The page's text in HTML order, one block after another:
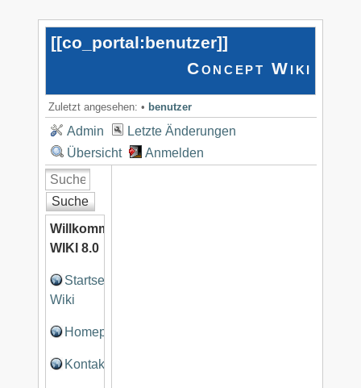
[[co_portal:benutzer]]
Concept Wiki
Zuletzt angesehen: • benutzer
Admin
Letzte Änderungen
Übersicht
Anmelden
Suche
Willkommen
WIKI 8.0
Startseite
Wiki
Homepage
Kontakt